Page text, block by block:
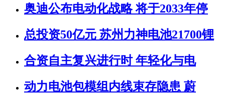
奥迪公布电动化战略 将于2033年停
总投资50亿元 苏州力神电池21700锂
合资自主复兴进行时 年轻化与电
动力电池包模组内线束存隐患 蔚